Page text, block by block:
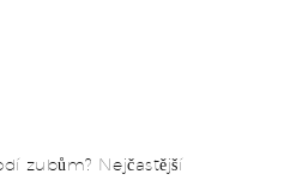
zubům? Nejčastější